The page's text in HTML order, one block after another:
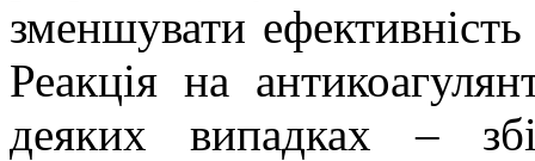
зменшувати
Реакція на
деяких випадках –